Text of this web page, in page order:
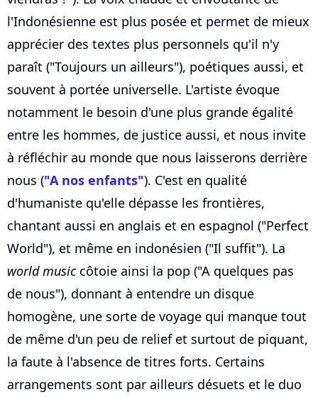
l'Indonésienne est plus posée et permet de mieux
apprécier des textes plus personnels qu'il n'y
paraît ("Toujours un ailleurs"), poétiques aussi, et
souvent à portée universelle. L'artiste évoque
notamment le besoin d'une plus grande égalité
entre les hommes, de justice aussi, et nous invite
à réfléchir au monde que nous laisserons derrière
nous ("A nos enfants"). C'est en qualité
d'humaniste qu'elle dépasse les frontières,
chantant aussi en anglais et en espagnol ("Perfect
World"), et même en indonésien ("Il suffit"). La
world musiccôtoie ainsi la pop ("A quelques pas
de nous"), donnant à entendre un disque
homogène, une sorte de voyage qui manque tout
de même d'un peu de relief et surtout de piquant,
la faute à l'absence de titres forts. Certains
arrangements sont par ailleurs désuets et le duo